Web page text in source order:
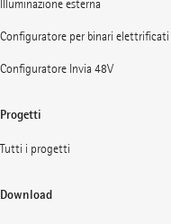
Illuminazione esterna
Configuratore per binari elettrificati
Configuratore Invia 48V
Progetti
Tutti i progetti
Download